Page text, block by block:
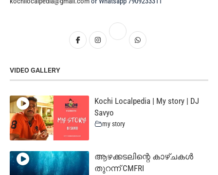
VIDEO GALLERY
Kochi Localpedia | My story | DJ
Savyo
my story
ആഴക്കടലിന്റെ കാഴ്ചകൾ
തുറന്ന് CMFRI